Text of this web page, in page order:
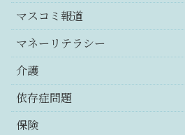
マスコミ報道
マネーリテラシー
介護
依存症問題
保険